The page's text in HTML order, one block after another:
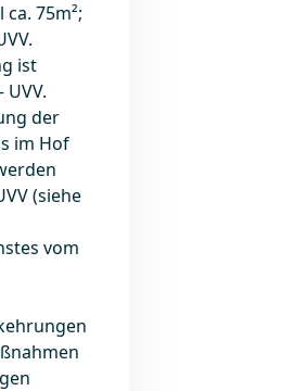
75m²;
ist
der
im Hof
(siehe
vom